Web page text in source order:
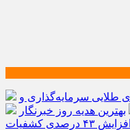
سرمایه‌گذاری و
بهترین هدیه روز خبرنگار
امنیت مردم خط قرمز پلیس است/ افزایش ۴۳ درصدی کشفیات